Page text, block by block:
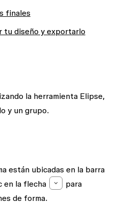
finales
tu diseño y exportarlo
la herramienta Elipse,
y un grupo.
están ubicadas en la barra
en la flecha
para
de forma.